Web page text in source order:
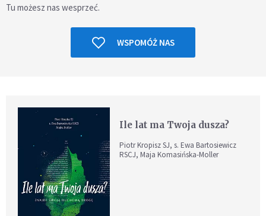
Tu możesz nas wesprzeć.
WSPOMÓŻ NAS
Ile lat ma Twoja dusza?
Piotr Kropisz SJ, s. Ewa Bartosiewicz
RSCJ, Maja Komasińska-Moller